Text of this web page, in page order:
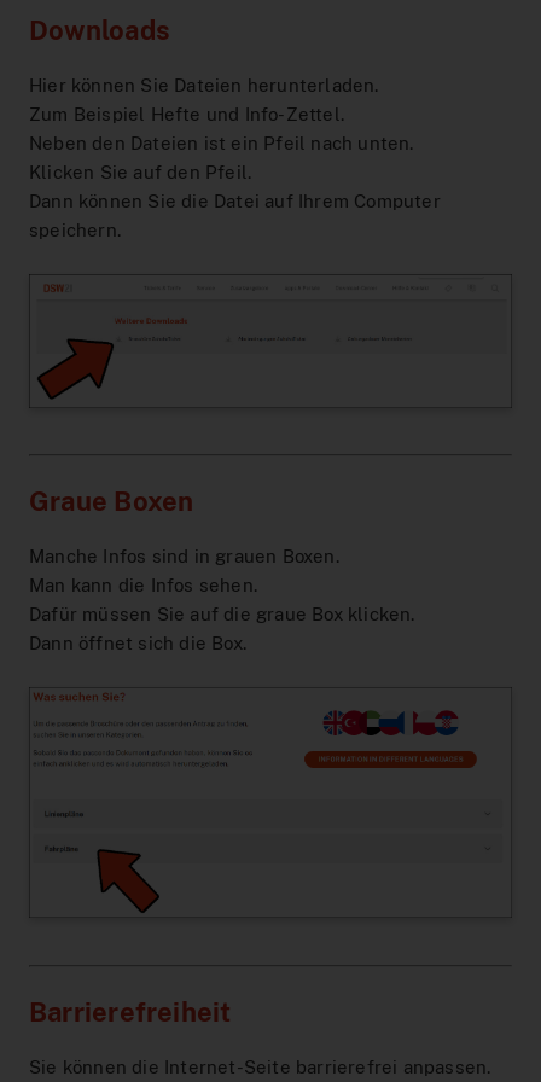
Downloads
Hier können Sie Dateien herunterladen.
Zum Beispiel Hefte und Info-Zettel.
Neben den Dateien ist ein Pfeil nach unten.
Klicken Sie auf den Pfeil.
Dann können Sie die Datei auf Ihrem Computer
speichern.
Graue Boxen
Manche Infos sind in grauen Boxen.
Man kann die Infos sehen.
Dafür müssen Sie auf die graue Box klicken.
Dann öffnet sich die Box.
Barrierefreiheit
Sie können die Internet-Seite barrierefrei anpassen.